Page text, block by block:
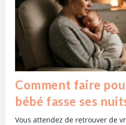
Comment faire
bébé fasse ses
Vous attendez de retrouver de